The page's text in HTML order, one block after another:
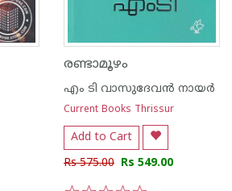
രണ്ടാമൂഴം
എം ടി വാസുദേവന്‍ നായര്‍
Current Books Thrissur
Add to Cart
Rs 575.00 Rs 549.00